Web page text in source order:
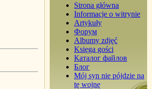
Strona główna
Informacje o witrynie
Artykuły
Форум
Albumy zdjęć
Księga gości
Каталог файлов
Блог
Mój syn nie pójdzie na
tę wojnę